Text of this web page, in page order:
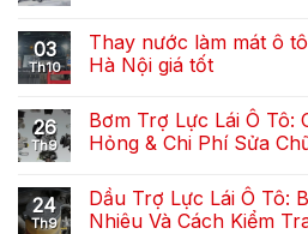
03
Th10
Thay nước làm mát ô
Hà Nội giá tốt
26
Th9
Bơm Trợ Lực Lái Ô Tô:
Hỏng & Chi Phí Sửa
24
Th9
Dầu Trợ Lực Lái Ô Tô:
Nhiêu Và Cách Kiểm